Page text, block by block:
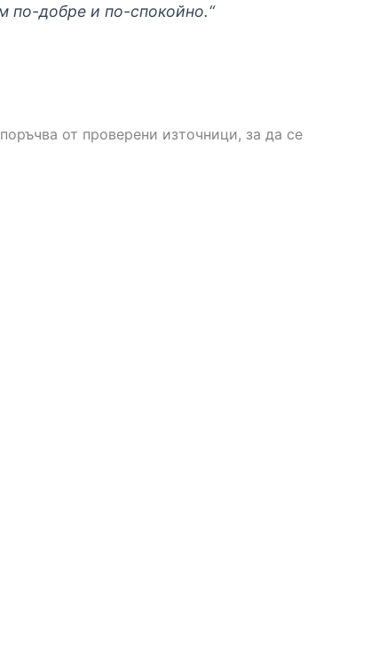
по-добре и по-спокойно.“
от проверени източници, за да се